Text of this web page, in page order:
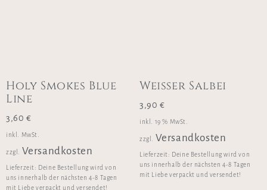
Holy Smokes Blue
Line
3,60 €
inkl. MwSt.
zzgl. Versandkosten
Lieferzeit: Deine Bestellung wird von
uns innerhalb der nächsten 4-8 Tagen
mit Liebe verpackt und versendet!
Weißer Salbei
3,90 €
inkl. 19 % MwSt.
zzgl. Versandkosten
Lieferzeit: Deine Bestellung wird von
uns innerhalb der nächsten 4-8 Tagen
mit Liebe verpackt und versendet!